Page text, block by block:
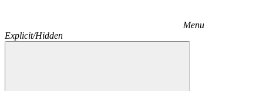
Menu
Explicit/Hidden